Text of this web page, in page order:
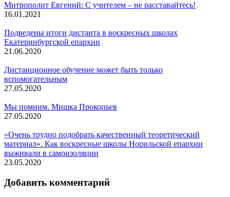
Митрополит Евгений: С учителем – не расставайтесь!
16.01.2021
Подведены итоги дистанта в воскресных школах
Екатеринбургской епархии
21.06.2020
Дистанционное обучение может быть только
вспомогательным
27.05.2020
Мы помним. Мишка Прокопьев
27.05.2020
«Очень трудно подобрать качественный теоретический
материал». Как воскресные школы Норильской епархии
выживали в самоизоляции
23.05.2020
Добавить комментарий